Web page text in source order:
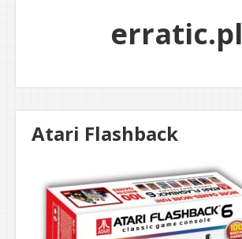
erratic.pl
Atari Flashback